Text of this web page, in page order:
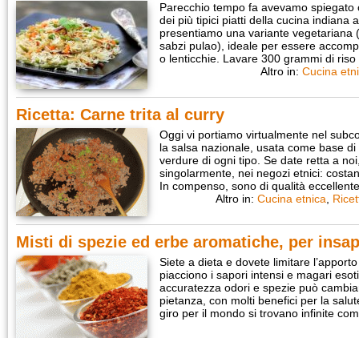
Parecchio tempo fa avevamo
dei più tipici piatti della cucina indiana
presentiamo una variante vegetariana
sabzi pulao), ideale per essere
o lenticchie. Lavare 300 grammi di
Altro in: Cucina
Ricetta: Carne trita al curry
Oggi vi portiamo virtualmente nel
la salsa nazionale, usata come base
verdure di ogni tipo. Se date retta a
singolarmente, nei negozi etnici:
In compenso, sono di qualità
Altro in: Cucina etnica
Misti di spezie ed erbe aromatiche, per
Siete a dieta e dovete limitare
piacciono i sapori intensi e magari
accuratezza odori e spezie può
pietanza, con molti benefici per la
giro per il mondo si trovano infinite